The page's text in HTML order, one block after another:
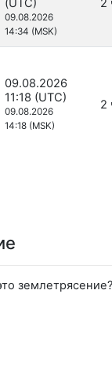
(UTC)
09.08.2026
14:34 (MSK)
2
09.08.2026
11:18 (UTC)
09.08.2026
14:18 (MSK)
2